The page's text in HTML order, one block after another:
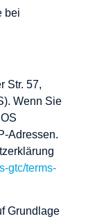
bei
Str. 57,
Wenn Sie
Adressen.
gtc/terms-
Grundlage